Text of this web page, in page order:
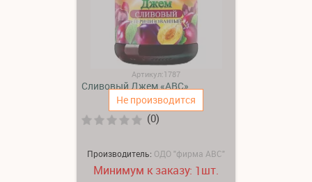
Не производится
Артикул:1787
Сливовый Джем «АВС»
(0)
Производитель: ОДО "фирма АВС"
Минимум к заказу: 1шт.